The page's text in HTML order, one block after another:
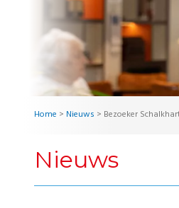
Home > Nieuws > Bezoeker
Nieuws